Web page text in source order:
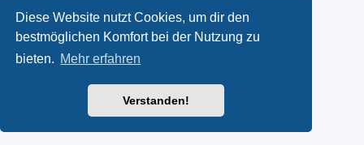
Diese Website nutzt Cookies, um dir den
bestmöglichen Komfort bei der Nutzung zu
bieten. Mehr erfahren
Verstanden!